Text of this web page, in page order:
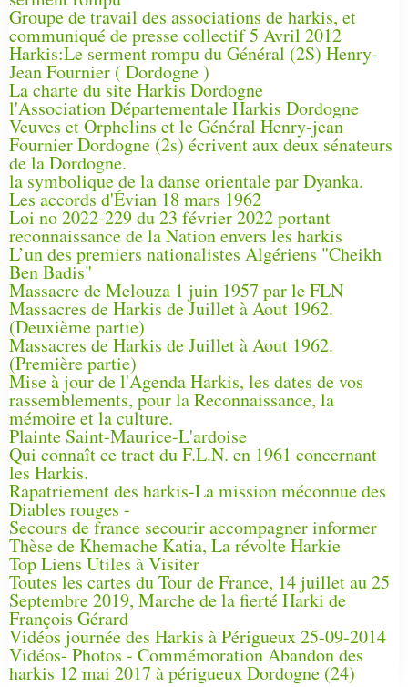
Groupe de travail des associations de harkis, et
communiqué de presse collectif 5 Avril 2012
Harkis:Le serment rompu du Général (2S) Henry-
Jean Fournier ( Dordogne )
La charte du site Harkis Dordogne
l'Association Départementale Harkis Dordogne
Veuves et Orphelins et le Général Henry-jean
Fournier Dordogne (2s) écrivent aux deux sénateurs
de la Dordogne.
la symbolique de la danse orientale par Dyanka.
Les accords d'Évian 18 mars 1962
Loi no 2022-229 du 23 février 2022 portant
reconnaissance de la Nation envers les harkis
L’un des premiers nationalistes Algériens "Cheikh
Ben Badis"
Massacre de Melouza 1 juin 1957 par le FLN
Massacres de Harkis de Juillet à Aout 1962.
(Deuxième partie)
Massacres de Harkis de Juillet à Aout 1962.
(Première partie)
Mise à jour de l'Agenda Harkis, les dates de vos
rassemblements, pour la Reconnaissance, la
mémoire et la culture.
Plainte Saint-Maurice-L'ardoise
Qui connaît ce tract du F.L.N. en 1961 concernant
les Harkis.
Rapatriement des harkis-La mission méconnue des
Diables rouges -
Secours de france secourir accompagner informer
Thèse de Khemache Katia, La révolte Harkie
Top Liens Utiles à Visiter
Toutes les cartes du Tour de France, 14 juillet au 25
Septembre 2019, Marche de la fierté Harki de
François Gérard
Vidéos journée des Harkis à Périgueux 25-09-2014
Vidéos- Photos - Commémoration Abandon des
harkis 12 mai 2017 à périgueux Dordogne (24)